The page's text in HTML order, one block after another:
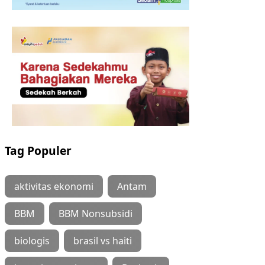
Tag Populer
aktivitas ekonomi Antam
BBM BBM Nonsubsidi
biologis brasil vs haiti